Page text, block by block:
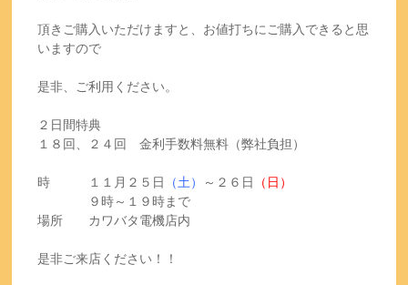
頂きご購入いただけますと、お値打ちにご購入できると思
いますので
是非、ご利用ください。
２日間特典
１８回、２４回 金利手数料無料（弊社負担）
時 １１月２５日 （土） ～２６日
（日）
９時～１９時まで
場所 カワバタ電機店内
是非ご来店ください！！